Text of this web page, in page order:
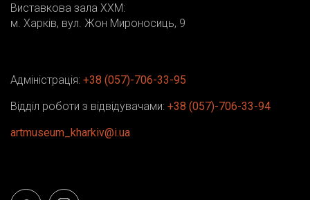
Виставкова зала ХХМ:
м. Харків, вул. Жон Мироносиць, 9
Адміністрація: +38 (057)-706-33-95
Відділ роботи з відвідувачами: +38 (057)-706-33-94
artmuseum_kharkiv@i.ua